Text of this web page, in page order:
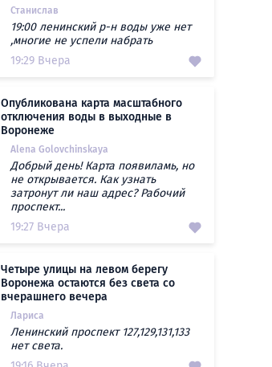
Станислав
19:00 ленинский р-н воды уже нет
,многие не успели набрать
19:29 Вчера
Опубликована карта масштабного
отключения воды в выходные в
Воронеже
Alena Golovchinskaya
Добрый день! Карта появиламь, но
не открывается. Как узнать
затронут ли наш адрес? Рабочий
проспект...
19:27 Вчера
Четыре улицы на левом берегу
Воронежа остаются без света со
вчерашнего вечера
Лариса
Ленинский проспект 127,129,131,133
нет света.